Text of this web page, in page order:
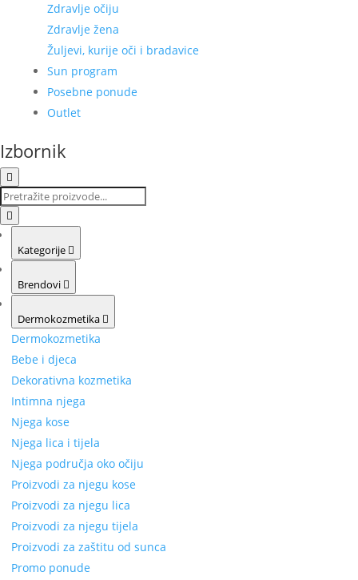
Zdravlje očiju
Zdravlje žena
Žuljevi, kurije oči i bradavice
Sun program
Posebne ponude
Outlet
Izbornik
Kategorije
Brendovi
Dermokozmetika
Dermokozmetika
Bebe i djeca
Dekorativna kozmetika
Intimna njega
Njega kose
Njega lica i tijela
Njega područja oko očiju
Proizvodi za njegu kose
Proizvodi za njegu lica
Proizvodi za njegu tijela
Proizvodi za zaštitu od sunca
Promo ponude